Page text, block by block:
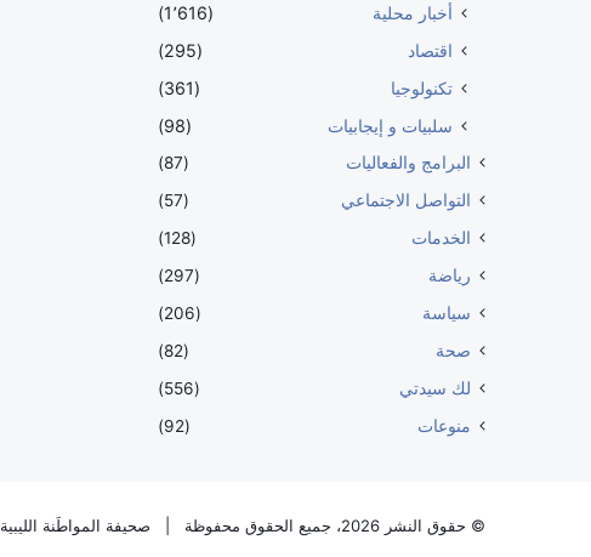
أخبار محلية
(1٬616)
اقتصاد
(295)
تكنولوجيا
(361)
سلبيات و إيجابيات
(98)
البرامج والفعاليات
(87)
التواصل الاجتماعي
(57)
الخدمات
(128)
رياضة
(297)
سياسة
(206)
صحة
(82)
لك سيدتي
(556)
منوعات
(92)
© حقوق النشر 2026، جميع الحقوق محفوظة | صحيفة المواطَنة الليبية